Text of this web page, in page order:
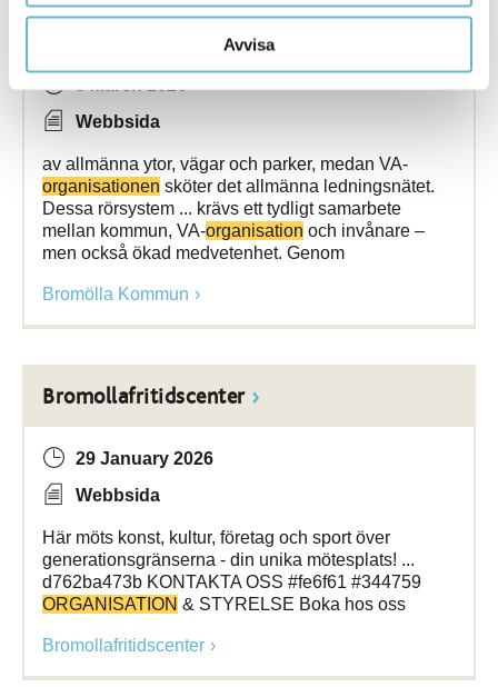
Avvisa
Översvämning & skyfallshantering
Webbsida
av allmänna ytor, vägar och parker, medan VA-
organisationen sköter det allmänna ledningsnätet.
Dessa rörsystem ... krävs ett tydligt samarbete
mellan kommun, VA-organisation och invånare –
men också ökad medvetenhet. Genom
Bromölla Kommun
Bromollafritidscenter
29 January 2026
Webbsida
Här möts konst, kultur, företag och sport över
generationsgränserna - din unika mötesplats! ...
d762ba473b KONTAKTA OSS #fe6f61 #344759
ORGANISATION & STYRELSE Boka hos oss
Bromollafritidscenter